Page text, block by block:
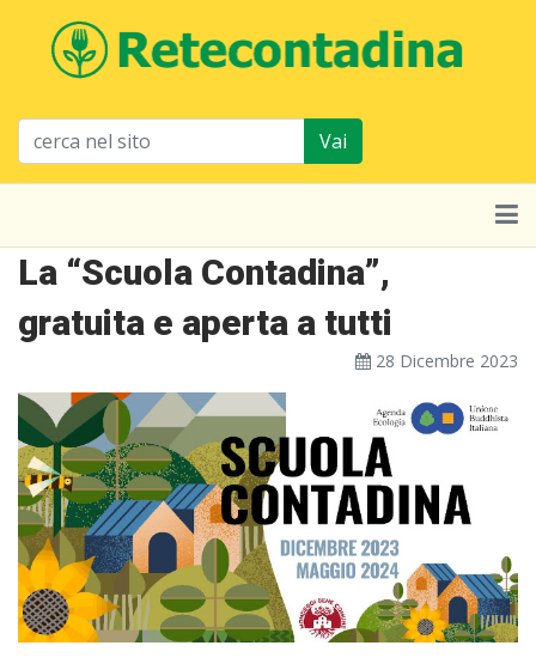
Vai
La “Scuola Contadina”,
gratuita e aperta a tutti
28 Dicembre 2023